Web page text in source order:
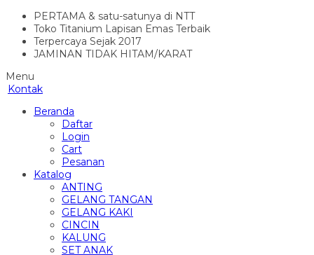
PERTAMA & satu-satunya di NTT
Toko Titanium Lapisan Emas Terbaik
Terpercaya Sejak 2017
JAMINAN TIDAK HITAM/KARAT
Menu
Kontak
Beranda
Daftar
Login
Cart
Pesanan
Katalog
ANTING
GELANG TANGAN
GELANG KAKI
CINCIN
KALUNG
SET ANAK